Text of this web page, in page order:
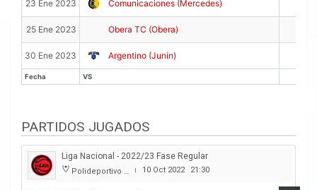
Fecha VS
23 Ene 2023 Comunicaciones (Mercedes)
25 Ene 2023 Obera TC (Obera)
30 Ene 2023 Argentino (Junin)
Fecha VS
PARTIDOS JUGADOS
Liga Nacional - 2022/23 Fase Regular
Polideportivo Cincuentenario | 10 Oct 2022 21:30